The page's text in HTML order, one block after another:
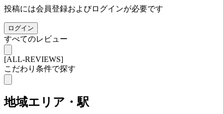
投稿には会員登録およびログインが必要です
ログイン
すべてのレビュー
[ALL-REVIEWS]
こだわり条件で探す
地域エリア・駅